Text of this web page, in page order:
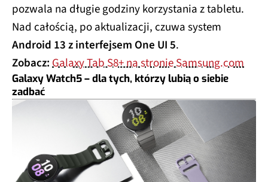
pozwala na długie godziny korzystania z tabletu.
Nad całością, po aktualizacji, czuwa system
Android 13 z interfejsem One UI 5.
Zobacz:Galaxy Tab S8+ na stronie Samsung.com
Galaxy Watch5 – dla tych, którzy lubią o siebie
zadbać